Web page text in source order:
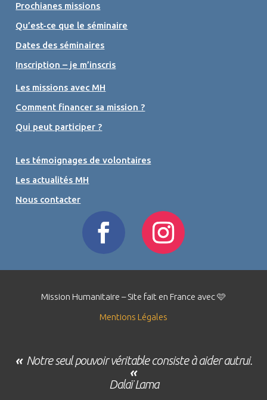
Prochianes missions
Qu’est-ce que le séminaire
Dates des séminaires
Inscription – je m’inscris
Les missions avec MH
Comment financer sa mission ?
Qui peut participer ?
Les témoignages de volontaires
Les actualités MH
Nous contacter
Mission Humanitaire – Site fait en France avec 🩷
Mentions Légales
« Notre seul pouvoir véritable consiste à aider autrui.
«
Dalaï Lama